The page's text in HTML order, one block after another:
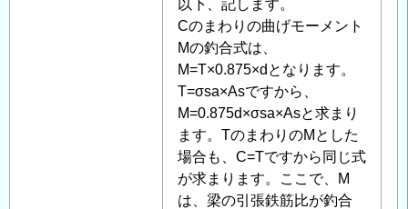
度
に
つ
い
て」
へ
の
返
信
以下、記します。
Cのまわりの曲げモーメント
Mの釣合式は、
M=T×0.875×dとなります。
T=σsa×Asですから、
M=0.875d×σsa×Asと求まり
ます。TのまわりのMとした
場合も、C=Tですから同じ式
が求まります。ここで、M
は、梁の引張鉄筋比が釣合